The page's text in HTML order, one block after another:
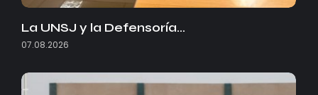
La UNSJ y la Defensoría…
07.08.2026